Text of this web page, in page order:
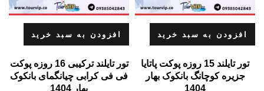
افزودن به سبد خرید
تور تایلند 15 روزه پوکت پاتایا
جزیره کوچانگ بانکوک بهار
1404
افزودن به سبد خرید
تور تایلند ترکیبی 16 روزه پوکت
فی فی کرابی چیانگمای بانکوک
بهار 1404